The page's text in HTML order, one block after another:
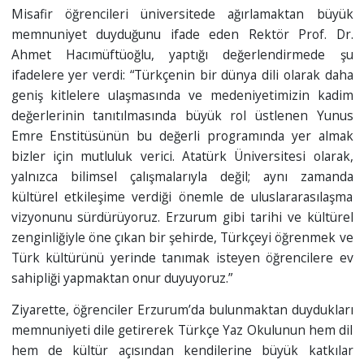
Misafir öğrencileri üniversitede ağırlamaktan büyük
memnuniyet duyduğunu ifade eden Rektör Prof. Dr.
Ahmet Hacımüftüoğlu, yaptığı değerlendirmede şu
ifadelere yer verdi: “Türkçenin bir dünya dili olarak daha
geniş kitlelere ulaşmasında ve medeniyetimizin kadim
değerlerinin tanıtılmasında büyük rol üstlenen Yunus
Emre Enstitüsünün bu değerli programında yer almak
bizler için mutluluk verici. Atatürk Üniversitesi olarak,
yalnızca bilimsel çalışmalarıyla değil; aynı zamanda
kültürel etkileşime verdiği önemle de uluslararasılaşma
vizyonunu sürdürüyoruz. Erzurum gibi tarihi ve kültürel
zenginliğiyle öne çıkan bir şehirde, Türkçeyi öğrenmek ve
Türk kültürünü yerinde tanımak isteyen öğrencilere ev
sahipliği yapmaktan onur duyuyoruz.”
Ziyarette, öğrenciler Erzurum’da bulunmaktan duydukları
memnuniyeti dile getirerek Türkçe Yaz Okulunun hem dil
hem de kültür açısından kendilerine büyük katkılar